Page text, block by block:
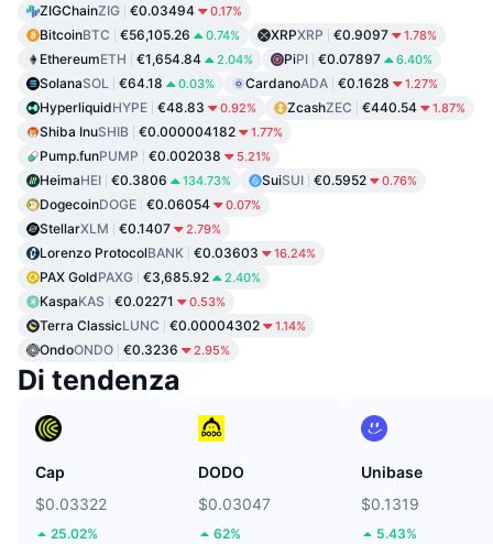
ZIGChainZIG €0.03494 0.17%
BitcoinBTC €56,105.26 0.74% XRPXRP €0.9097 1.78%
EthereumETH €1,654.84 2.04% PiPI €0.07897 6.40%
SolanaSOL €64.18 0.03% CardanoADA €0.1628 1.27%
HyperliquidHYPE €48.83 0.92% ZcashZEC €440.54 1.87%
Shiba InuSHIB €0.000004182 1.77%
Pump.funPUMP €0.002038 5.21%
HeimaHEI €0.3806 134.73% SuiSUI €0.5952 0.76%
DogecoinDOGE €0.06054 0.07%
StellarXLM €0.1407 2.79%
Lorenzo ProtocolBANK €0.03603 16.24%
PAX GoldPAXG €3,685.92 2.40%
KaspaKAS €0.02271 0.53%
Terra ClassicLUNC €0.00004302 1.14%
OndoONDO €0.3236 2.95%
Di tendenza
Cap
$0.03322
25.02%
DODO
$0.03047
62%
Unibase
$0.1319
5.43%